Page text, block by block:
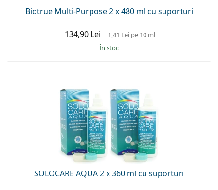
Biotrue Multi-Purpose 2 x 480 ml cu suporturi
134,90 Lei 1,41 Leipe 10 ml
În stoc
SOLOCARE AQUA 2 x 360 ml cu suporturi